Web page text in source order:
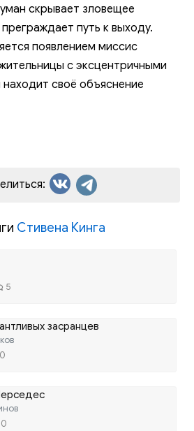
скрывает зловещее
путь к выходу.
появлением миссис
с эксцентричными
находит своё объяснение
Стивена Кинга
5
засранцев
0
0